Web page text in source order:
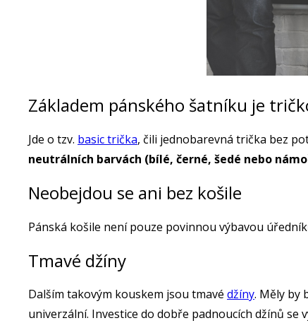
Základem pánského šatníku je
Jde o tzv. basic trička, čili jednobarevná trička bez
neutrálních barvách (bílé, černé, šedé nebo
Neobejdou se ani bez košile
Pánská košile není pouze povinnou výbavou
Tmavé džíny
Dalším takovým kouskem jsou tmavé džíny. Měly by
univerzální. Investice do dobře padnoucích džínů se